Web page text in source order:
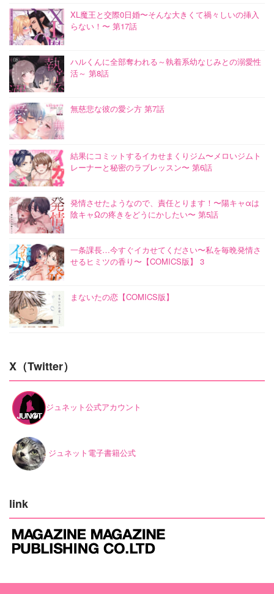
XL魔王と交際0日婚〜そんな大きくて禍々しいの挿入
らない！〜 第17話
ハルくんに全部奪われる～執着系幼なじみとの溺愛性
活～ 第8話
無慈悲な彼の愛シ方 第7話
結果にコミットするイカせまくりジム〜メロいジムト
レーナーと秘密のラブレッスン〜 第6話
発情させたようなので、責任とります！〜陽キャαは
陰キャΩの疼きをどうにかしたい〜 第5話
一条課長…今すぐイカせてください〜私を毎晩発情さ
せるヒミツの香り〜【COMICS版】 3
まないたの恋【COMICS版】
X（Twitter）
ジュネット公式アカウント
ジュネット電子書籍公式
link